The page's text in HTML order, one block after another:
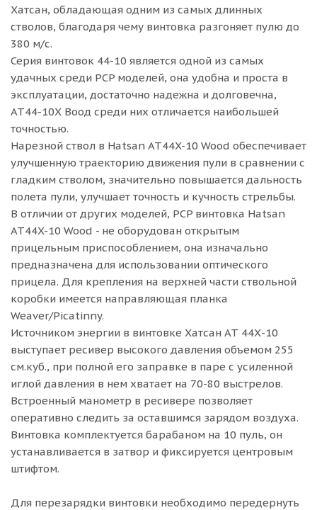
Хатсан, обладающая одним из самых длинных
стволов, благодаря чему винтовка разгоняет пулю до
380 м/с.
Серия винтовок 44-10 является одной из самых
удачных среди PCP моделей, она удобна и проста в
эксплуатации, достаточно надежна и долговечна,
АТ44-10Х Воод среди них отличается наибольшей
точностью.
Нарезной ствол в Hatsan AT44X-10 Wood обеспечивает
улучшенную траекторию движения пули в сравнении с
гладким стволом, значительно повышается дальность
полета пули, улучшает точность и кучность стрельбы.
В отличии от других моделей, PCP винтовка Hatsan
AT44X-10 Wood - не оборудован открытым
прицельным приспособлением, она изначально
предназначена для использовании оптического
прицела. Для крепления на верхней части ствольной
коробки имеется направляющая планка
Weaver/Picatinny.
Источником энергии в винтовке Хатсан АТ 44Х-10
выступает ресивер высокого давления объемом 255
см.куб., при полной его заправке в паре с усиленной
иглой давления в нем хватает на 70-80 выстрелов.
Встроенный манометр в ресивере позволяет
оперативно следить за оставшимся зарядом воздуха.
Винтовка комплектуется барабаном на 10 пуль, он
устанавливается в затвор и фиксируется центровым
штифтом.
Для перезарядки винтовки необходимо передернуть